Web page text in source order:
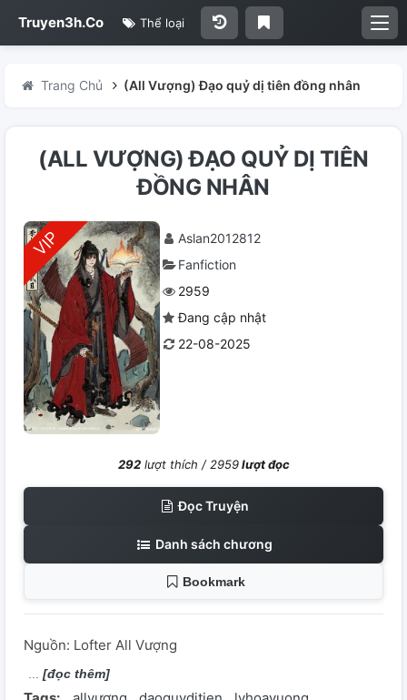
Truyen3h.Co Thể loại
Trang Chủ (All Vượng) Đạo quỷ dị tiên đồng nhân
(ALL VƯỢNG) ĐẠO QUỶ DỊ TIÊN
ĐỒNG NHÂN
Aslan2012812
Fanfiction
2959
Đang cập nhật
22-08-2025
292lượt thích /2959lượt đọc
Đọc Truyện
Danh sách chương
Bookmark
Nguồn: Lofter All Vượng
[đọc thêm]